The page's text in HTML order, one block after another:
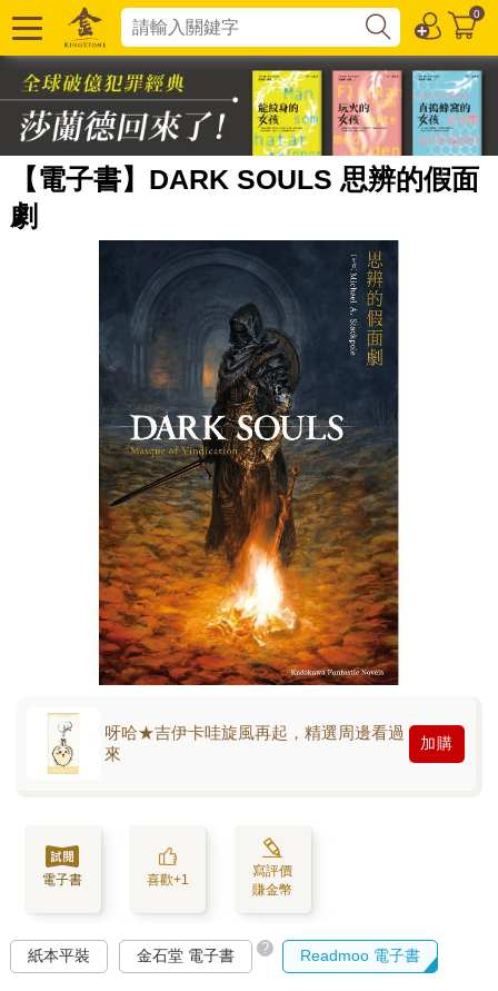
0
【電子書】DARK SOULS 思辨的假面
劇
呀哈★吉伊卡哇旋風再起，精選周邊看過
來
加購
電子書 喜歡+1
寫評價
賺金幣
紙本平裝 金石堂 電子書 ? Readmoo 電子書